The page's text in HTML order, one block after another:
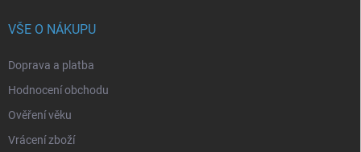
VŠE O NÁKUPU
Doprava a platba
Hodnocení obchodu
Ověření věku
Vrácení zboží